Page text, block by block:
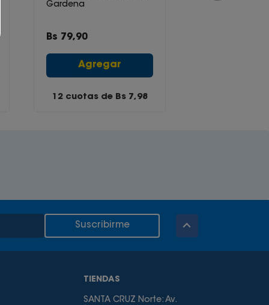
Gardena
Bs 79,90
Agregar
12 cuotas de Bs 7,98
Suscribirme
TIENDAS
SANTA CRUZ Norte: Av.